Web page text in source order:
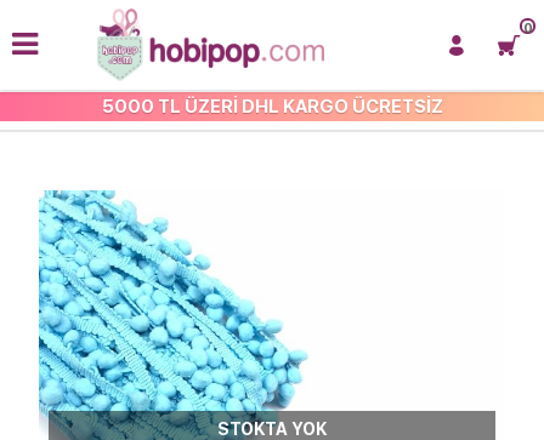
5000 TL ÜZERİ DHL KARGO ÜCRETSİZ
0
ŞERİT PONPONLAR
STOKTA YOK